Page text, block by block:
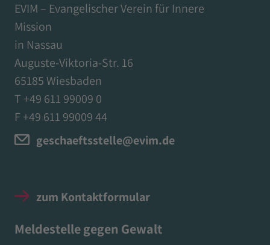
EVIM – Evangelischer Verein für Innere
Mission
in Nassau
Auguste-Viktoria-Str. 16
65185 Wiesbaden
T +49 611 99009 0
F +49 611 99009 44
geschaeftsstelle@evim.de
zum Kontaktformular
Meldestelle gegen Gewalt